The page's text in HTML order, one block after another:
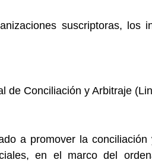
suscriptoras, los
de Conciliación y Arbitraje
a promover la
en el marco del